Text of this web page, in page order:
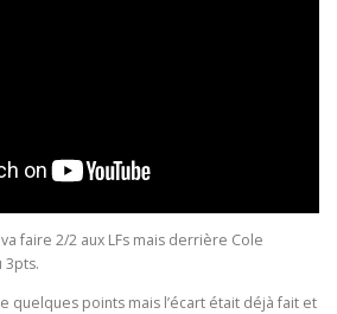
faire 2/2 aux LFs mais derrière Cole
3pts.
quelques points mais l’écart était déjà fait et